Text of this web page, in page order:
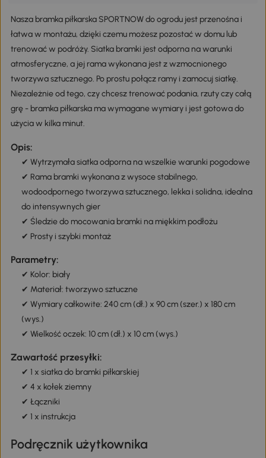
Nasza bramka piłkarska SPORTNOW do ogrodu jest przenośna i
łatwa w montażu, dzięki czemu możesz pozostać w domu lub
trenować w podróży. Siatka bramki jest odporna na warunki
atmosferyczne, a jej rama wykonana jest z wzmocnionego
tworzywa sztucznego. Po prostu połącz ramy i zamocuj siatkę.
Niezależnie od tego, czy chcesz trenować podania, rzuty czy całą
grę - bramka piłkarska ma wymagane wymiary i jest gotowa do
użycia w kilka minut.
Opis:
✔ Wytrzymała siatka odporna na wszelkie warunki pogodowe
✔ Rama bramki wykonana z wysoce stabilnego,
wodoodpornego tworzywa sztucznego, lekka i solidna, idealna
do intensywnych gier
✔ Śledzie do mocowania bramki na miękkim podłożu
✔ Prosty i szybki montaż
Parametry:
✔ Kolor: biały
✔ Materiał: tworzywo sztuczne
✔ Wymiary całkowite: 240 cm (dł.) x 90 cm (szer.) x 180 cm
(wys.)
✔ Wielkość oczek: 10 cm (dł.) x 10 cm (wys.)
Zawartość przesyłki:
✔ 1 x siatka do bramki piłkarskiej
✔ 4 x kołek ziemny
✔ Łączniki
✔ 1 x instrukcja
Podręcznik użytkownika